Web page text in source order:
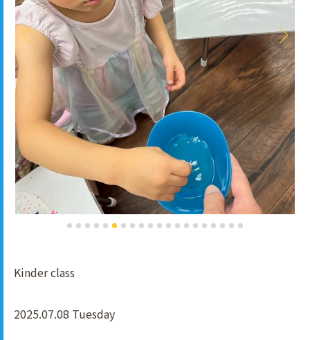
Kinder class
2025.07.08 Tuesday